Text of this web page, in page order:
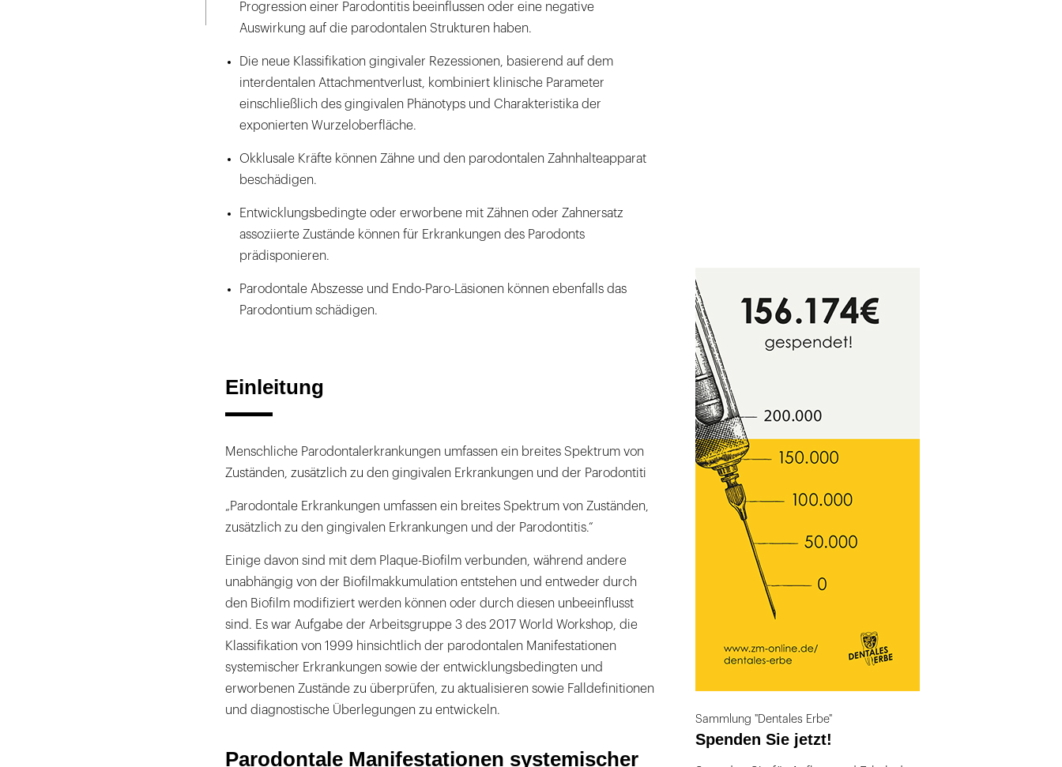
Parodontale Manifestationen systemischer Erkrankungen und
Zustände
Mukogingivale Zustände
Okklusales Trauma und traumatische okklusale Kräfte
Progression einer Parodontitis beeinflussen oder eine negative
Auswirkung auf die parodontalen Strukturen haben.
Die neue Klassifikation gingivaler Rezessionen, basierend auf dem
interdentalen Attachmentverlust, kombiniert klinische Parameter
einschließlich des gingivalen Phänotyps und Charakteristika der
exponierten Wurzeloberfläche.
Okklusale Kräfte können Zähne und den parodontalen Zahnhalteapparat
beschädigen.
Entwicklungsbedingte oder erworbene mit Zähnen oder Zahnersatz
assoziierte Zustände können für Erkrankungen des Parodonts
prädisponieren.
Parodontale Abszesse und Endo-Paro-Läsionen können ebenfalls das
Parodontium schädigen.
Einleitung
Menschliche Parodontalerkrankungen umfassen ein breites Spektrum von
Zuständen, zusätzlich zu den gingivalen Erkrankungen und der Parodontiti
„Parodontale Erkrankungen umfassen ein breites Spektrum von Zuständen,
zusätzlich zu den gingivalen Erkrankungen und der Parodontitis.“
Einige davon sind mit dem Plaque-Biofilm verbunden, während andere
unabhängig von der Biofilmakkumulation entstehen und entweder durch
den Biofilm modifiziert werden können oder durch diesen unbeeinflusst
sind. Es war Aufgabe der Arbeitsgruppe 3 des 2017 World Workshop, die
Klassifikation von 1999 hinsichtlich der parodontalen Manifestationen
systemischer Erkrankungen sowie der entwicklungsbedingten und
erworbenen Zustände zu überprüfen, zu aktualisieren sowie Falldefinitionen
und diagnostische Überlegungen zu entwickeln.
Parodontale Manifestationen systemischer
Sammlung "Dentales Erbe"
Spenden Sie jetzt!